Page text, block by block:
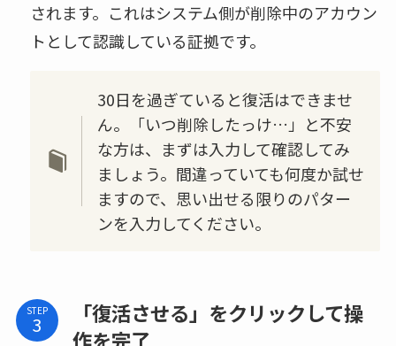
されます。これはシステム側が削除中のアカウン
トとして認識している証拠です。
30日を過ぎていると復活はできませ
ん。「いつ削除したっけ…」と不安
な方は、まずは入力して確認してみ
ましょう。間違っていても何度か試せ
ますので、思い出せる限りのパター
ンを入力してください。
STEP
「復活させる」をクリックして操
作を完了